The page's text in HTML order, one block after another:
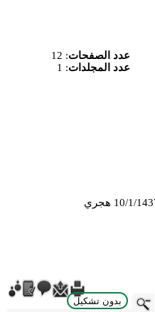
عدد الصفحات:
12
عدد المجلدات:
1
بدون تشكيل